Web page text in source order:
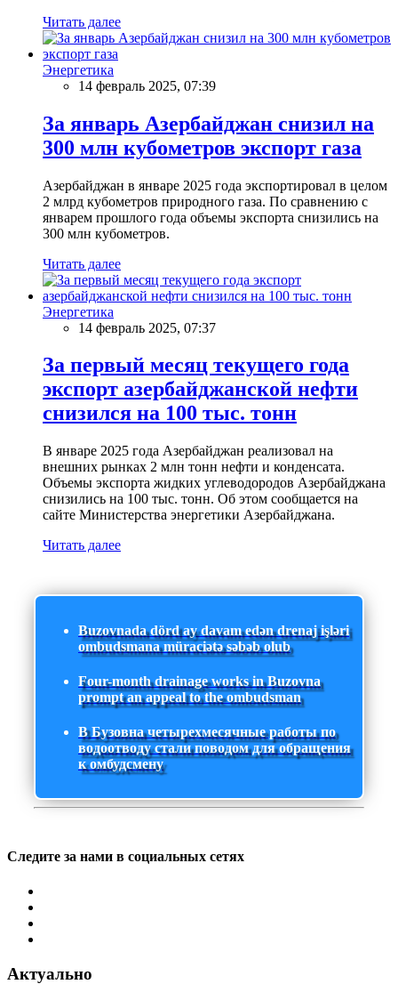
Читать далее
Энергетика
14 февраль 2025, 07:39
За январь Азербайджан снизил на
300 млн кубометров экспорт газа
Азербайджан в январе 2025 года экспортировал в целом
2 млрд кубометров природного газа. По сравнению с
январем прошлого года объемы экспорта снизились на
300 млн кубометров.
Читать далее
Энергетика
14 февраль 2025, 07:37
За первый месяц текущего года
экспорт азербайджанской нефти
снизился на 100 тыс. тонн
В январе 2025 года Азербайджан реализовал на
внешних рынках 2 млн тонн нефти и конденсата.
Объемы экспорта жидких углеводородов Азербайджана
снизились на 100 тыс. тонн. Об этом сообщается на
сайте Министерства энергетики Азербайджана.
Читать далее
Buzovnada dörd ay davam edən drenaj işləri
ombudsmana müraciətə səbəb olub
Four-month drainage works in Buzovna
prompt an appeal to the ombudsman
В Бузовна четырехмесячные работы по
водоотводу стали поводом для обращения
к омбудсмену
Следите за нами в социальных сетях
Актуально